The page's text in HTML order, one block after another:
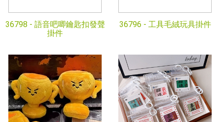
36798 - 語音吧唧鑰匙扣發聲
掛件
36796 - 工具毛絨玩具掛件